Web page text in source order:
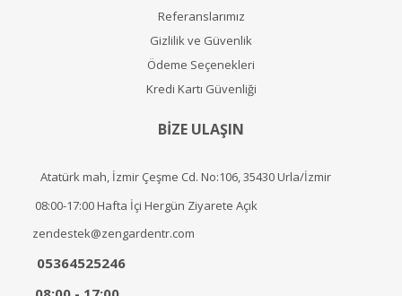
Referanslarımız
Gizlilik ve Güvenlik
Ödeme Seçenekleri
Kredi Kartı Güvenliği
BİZE ULAŞIN
Atatürk mah, İzmir Çeşme Cd. No:106, 35430 Urla/İzmir
08:00-17:00 Hafta İçi Hergün Ziyarete Açık
zendestek@zengardentr.com
05364525246